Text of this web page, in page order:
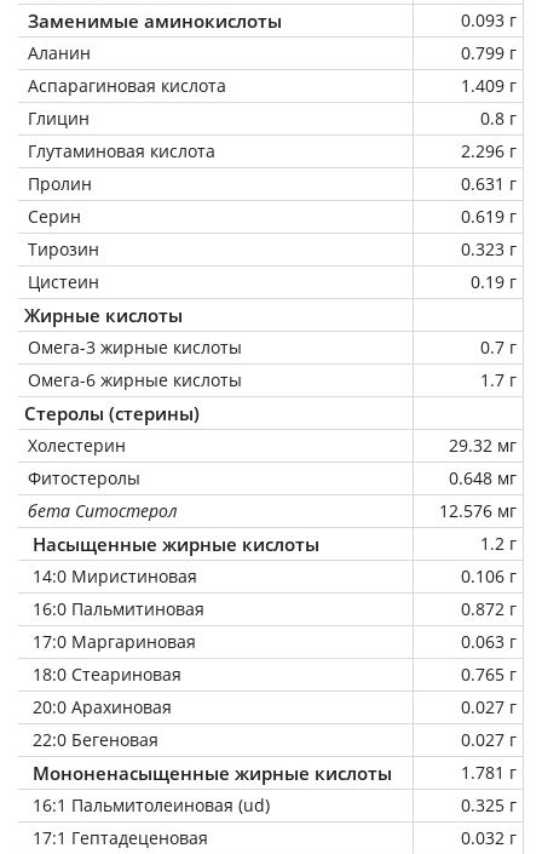
Заменимые аминокислоты
0.093 г
Аланин
0.799 г
Аспарагиновая кислота
1.409 г
Глицин
0.8 г
Глутаминовая кислота
2.296 г
Пролин
0.631 г
Серин
0.619 г
Тирозин
0.323 г
Цистеин
0.19 г
Жирные кислоты
Омега-3 жирные кислоты
0.7 г
Омега-6 жирные кислоты
1.7 г
Стеролы (стерины)
Холестерин
29.32 мг
Фитостеролы
0.648 мг
бета Ситостерол
12.576 мг
Насыщенные жирные кислоты
1.2 г
14:0 Миристиновая
0.106 г
16:0 Пальмитиновая
0.872 г
17:0 Маргариновая
0.063 г
18:0 Стеариновая
0.765 г
20:0 Арахиновая
0.027 г
22:0 Бегеновая
0.027 г
Мононенасыщенные жирные кислоты
1.781 г
16:1 Пальмитолеиновая (ud)
0.325 г
17:1 Гептадеценовая
0.032 г